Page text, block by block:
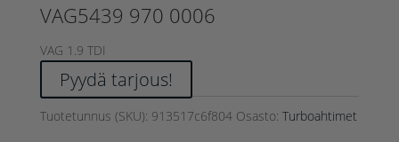
VAG5439 970 0006
VAG 1.9 TDI
Pyydä tarjous!
Tuotetunnus (SKU): 913517c6f804 Osasto: Turboahtimet